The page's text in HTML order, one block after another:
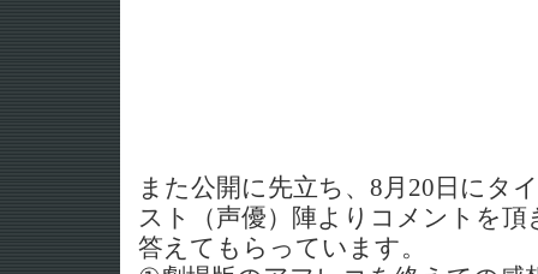
また公開に先立ち、8月20日にタ
スト（声優）陣よりコメントを
答えてもらっています。